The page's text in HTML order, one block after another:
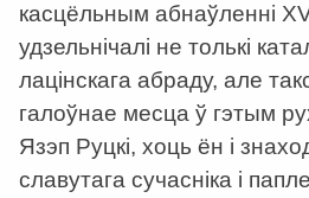
касцёльным абнаўленні
удзельнічалі не толькі
лацінскага абраду, але
галоўнае месца ў гэтым
Язэп Руцкі, хоць ён і
славутага сучасніка і